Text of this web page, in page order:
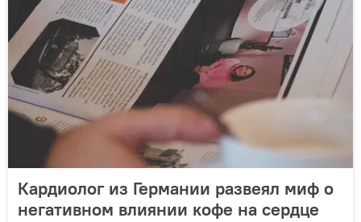
Кардиолог из Германии развеял миф о
негативном влиянии кофе на сердце